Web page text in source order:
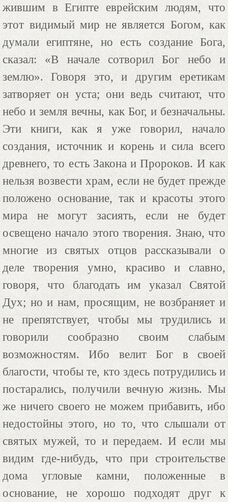
жившим в Египте еврейским людям, что
этот видимый мир не является Богом, как
думали египтяне, но есть создание Бога,
сказал: «В начале сотворил Бог небо и
землю». Говоря это, и другим еретикам
затворяет он уста; они ведь считают, что
небо и земля вечны, как Бог, и безначальны.
Эти книги, как я уже говорил, начало
создания, источник и корень и сила всего
древнего, то есть Закона и Пророков. И как
нельзя возвести храм, если не будет прежде
положено основание, так и красоты этого
мира не могут засиять, если не будет
освещено начало этого творения. Знаю, что
многие из святых отцов рассказывали о
деле творения умно, красиво и славно,
говоря, что благодать им указал Святой
Дух; но и нам, просящим, не возбраняет и
не препятствует, чтобы мы трудились и
говорили сообразно своим слабым
возможностям. Ибо велит Бог в своей
благости, чтобы те, кто здесь потрудились и
постарались, получили вечную жизнь. Мы
же ничего своего не можем прибавить, ибо
недостойны этого, но то, что слышали от
святых мужей, то и передаем. И если мы
видим где-нибудь, что при строительстве
дома угловые камни, положенные в
основание, не хорошо подходят друг к